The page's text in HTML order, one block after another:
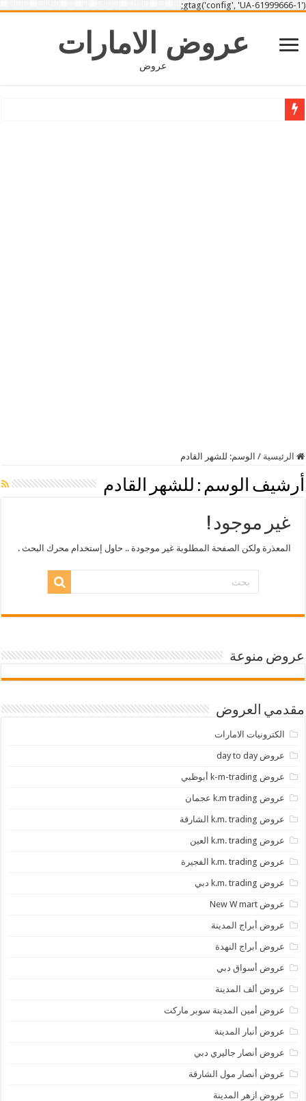
gtag('config', 'UA-61999666-1');
عروض الامارات
عروض
الرئيسية / الوسم: للشهر القادم
أرشيف الوسم : للشهر القادم
غير موجود !
المعذرة ولكن الصفحة المطلوبة غير موجودة .. حاول إستخدام محرك البحث .
عروض منوعة
مقدمي العروض
الكترونيات الامارات
عروض day to day
عروض k-m-trading أبوظبي
عروض k.m trading عجمان
عروض k.m. trading الشارقة
عروض k.m. trading العين
عروض k.m. trading الفجيرة
عروض k.m. trading دبي
عروض New W mart
عروض أبراج المدينة
عروض أبراج النهدة
عروض أسواق دبي
عروض ألف المدينة
عروض أمين المدينة سوبر ماركت
عروض أنبار المدينة
عروض أنصار جاليري دبي
عروض أنصار مول الشارقة
عروض ازهر المدينة